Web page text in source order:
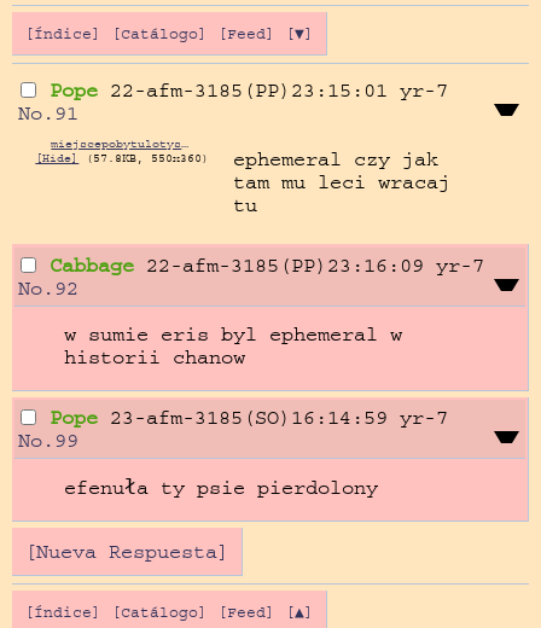
[Índice] [Catálogo] [Feed] [▼]
Pope 22-afm-3185(PP)23:15:01 yr-7
No. 91
miejscepobytulotysza.jpg
[Hide]
(57.8KB, 550x360)
ephemeral czy jak
tam mu leci wracaj
tu
Cabbage 22-afm-3185(PP)23:16:09 yr-7
No. 92
w sumie eris byl ephemeral w
historii chanow
Pope 23-afm-3185(SO)16:14:59 yr-7
No. 99
efenuła ty psie pierdolony
[Nueva Respuesta]
[Índice] [Catálogo] [Feed] [▲]